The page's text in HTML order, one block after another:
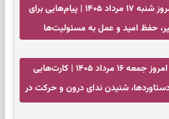
فال انبیا امروز شنبه ۱۷ مرداد ۱۴۰۵ | پیام‌هایی برای
حفظ امید و عمل به مسئولیت‌ها
فال تاروت امروز جمعه ۱۶ مرداد ۱۴۰۵ | کارت‌هایی
شنیدن ندای درون و حرکت در